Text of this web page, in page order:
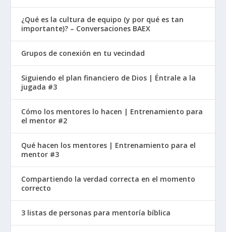
¿Qué es la cultura de equipo (y por qué es tan
importante)? – Conversaciones BAEX
Grupos de conexión en tu vecindad
Siguiendo el plan financiero de Dios | Éntrale a la
jugada #3
Cómo los mentores lo hacen | Entrenamiento para
el mentor #2
Qué hacen los mentores | Entrenamiento para el
mentor #3
Compartiendo la verdad correcta en el momento
correcto
3 listas de personas para mentoría bíblica